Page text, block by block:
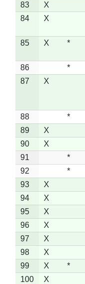
83
X
84
X
85 X *
86 *
87
X
88 *
89
X
90
X
91
*
92
*
93
X
94
X
95
X
96
X
97
X
98
X
99
X *
100
X